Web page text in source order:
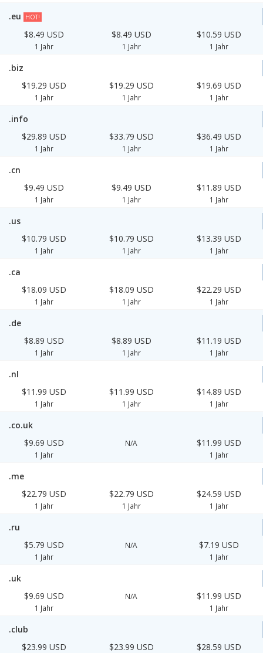
.eu HOT!
$8.49 USD
1 Jahr
$8.49 USD
1 Jahr
$10.59 USD
1 Jahr
.biz
$19.29 USD
1 Jahr
$19.29 USD
1 Jahr
$19.69 USD
1 Jahr
.info
$29.89 USD
1 Jahr
$33.79 USD
1 Jahr
$36.49 USD
1 Jahr
.cn
$9.49 USD
1 Jahr
$9.49 USD
1 Jahr
$11.89 USD
1 Jahr
.us
$10.79 USD
1 Jahr
$10.79 USD
1 Jahr
$13.39 USD
1 Jahr
.ca
$18.09 USD
1 Jahr
$18.09 USD
1 Jahr
$22.29 USD
1 Jahr
.de
$8.89 USD
1 Jahr
$8.89 USD
1 Jahr
$11.19 USD
1 Jahr
.nl
$11.99 USD
1 Jahr
$11.99 USD
1 Jahr
$14.89 USD
1 Jahr
.co.uk
$9.69 USD
1 Jahr
N/A $11.99 USD
1 Jahr
.me
$22.79 USD
1 Jahr
$22.79 USD
1 Jahr
$24.59 USD
1 Jahr
.ru
$5.79 USD
1 Jahr
N/A $7.19 USD
1 Jahr
.uk
$9.69 USD
1 Jahr
N/A $11.99 USD
1 Jahr
.club
$23.99 USD
$23.99 USD $28.59 USD